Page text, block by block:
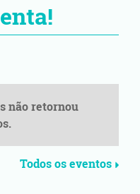
não retornou
Todos os eventos